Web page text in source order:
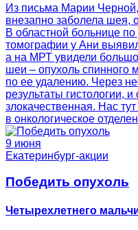
Из письма Марии
внезапно заболела шея,
В областной больнице
томографии у Ани
а на МРТ увидели
шеи – опухоль спинного
по ее удалению. Через
результаты гистологии,
злокачественная. Нас
в онкологическое
9 июня
Екатеринбург-акции
Победить опухоль
Четырехлетнего